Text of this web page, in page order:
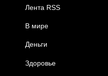
Лента RSS
В мире
Деньги
Здоровье